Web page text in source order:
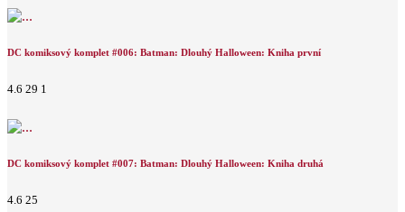
DC komiksový komplet #006: Batman: Dlouhý Halloween: Kniha první
4.6 29 1
DC komiksový komplet #007: Batman: Dlouhý Halloween: Kniha druhá
4.6 25